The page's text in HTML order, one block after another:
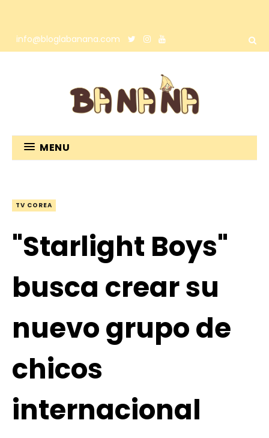
info@bloglabanana.com
MENU
TV COREA
"Starlight Boys"
busca crear su
nuevo grupo de
chicos
internacional